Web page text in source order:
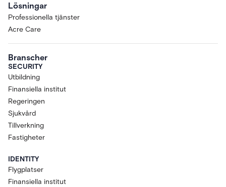
Lösningar
Professionella tjänster
Acre Care
Branscher
SECURITY
Utbildning
Finansiella institut
Regeringen
Sjukvård
Tillverkning
Fastigheter
IDENTITY
Flygplatser
Finansiella institut